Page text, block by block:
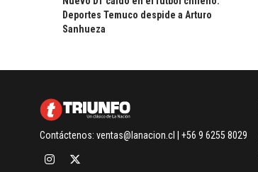
Deportes Temuco despide a Arturo
Sanhueza
Contáctenos: ventas@lanacion.cl | +56 9 6255 8029